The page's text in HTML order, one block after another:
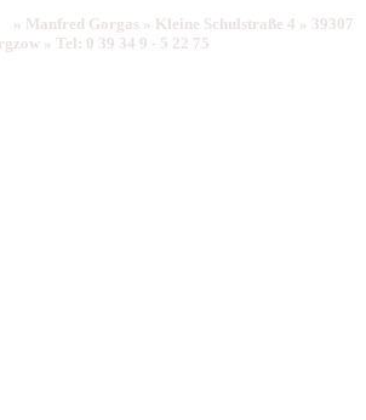
» Manfred Gorgas » Kleine Schulstraße 4 » 39307
» Tel: 0 39 34 9 - 5 22 75